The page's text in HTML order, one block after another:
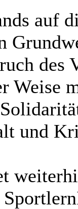
auf
des
Weise
und